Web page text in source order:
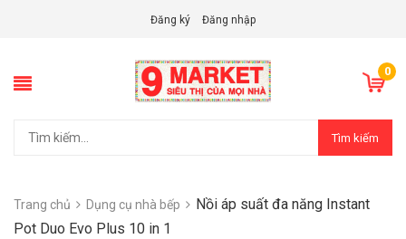
Đăng ký Đăng nhập
0
Tìm kiếm
Trang chủ Dụng cụ nhà bếp
Nồi áp suất đa năng Instant
Pot Duo Evo Plus 10 in 1